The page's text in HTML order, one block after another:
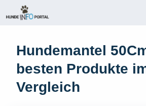
Inhalt
Hundemantel
besten Produkte
Vergleich